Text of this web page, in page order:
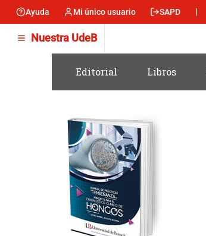
main
content
Menu
Izquierda
Ayuda Mi único usuario SAPD
Nuestra UdeB
Editorial Libros